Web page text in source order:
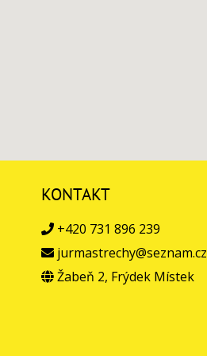
KONTAKT
+420 731 896 239
jurmastrechy@seznam.cz
Žabeň 2, Frýdek Místek